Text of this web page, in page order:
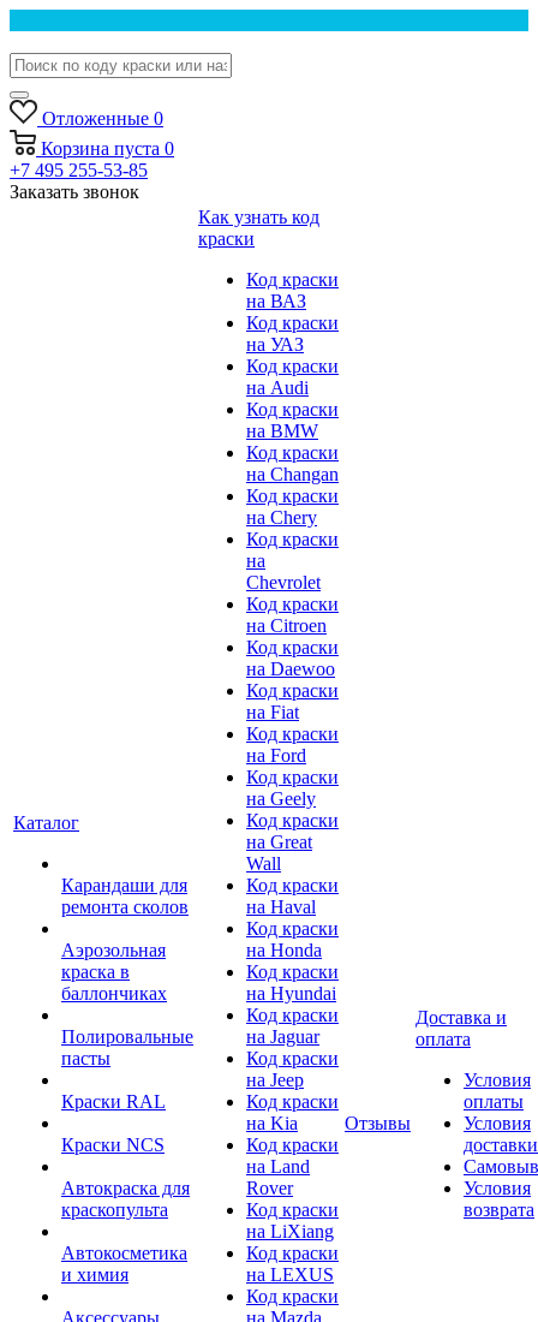
Отложенные 0
Корзина пуста 0
+7 495 255-53-85
Заказать звонок
Каталог
Карандаши для
ремонта сколов
Аэрозольная
краска в
баллончиках
Полировальные
пасты
Краски RAL
Краски NCS
Автокраска для
краскопульта
Автокосметика
и химия
Аксессуары
Как узнать код
краски
Код краски
на ВАЗ
Код краски
на УАЗ
Код краски
на Audi
Код краски
на BMW
Код краски
на Changan
Код краски
на Chery
Код краски
на
Chevrolet
Код краски
на Citroen
Код краски
на Daewoo
Код краски
на Fiat
Код краски
на Ford
Код краски
на Geely
Код краски
на Great
Wall
Код краски
на Haval
Код краски
на Honda
Код краски
на Hyundai
Код краски
на Jaguar
Код краски
на Jeep
Код краски
на Kia
Код краски
на Land
Rover
Код краски
на LiXiang
Код краски
на LEXUS
Код краски
на Mazda
Отзывы
Доставка и
оплата
Условия
оплаты
Условия
доставки
Условия
возврата